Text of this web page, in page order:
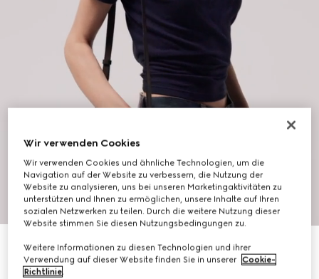
9
Kleine Ophidia Camera Bag
CHF 990
Wir verwenden Cookies
Wir verwenden Cookies und ähnliche Technologien, um die
Navigation auf der Website zu verbessern, die Nutzung der
Website zu analysieren, uns bei unseren Marketingaktivitäten zu
unterstützen und Ihnen zu ermöglichen, unsere Inhalte auf Ihren
sozialen Netzwerken zu teilen. Durch die weitere Nutzung dieser
Website stimmen Sie diesen Nutzungsbedingungen zu.
Weitere Informationen zu diesen Technologien und ihrer
Verwendung auf dieser Website finden Sie in unserer Cookie-
Richtlinie.